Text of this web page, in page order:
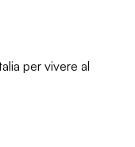
per vivere al